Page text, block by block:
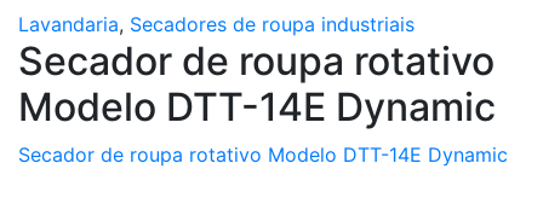
Lavandaria, Secadores de roupa industriais
Secador de roupa rotativo
Modelo DTT-14E Dynamic
Secador de roupa rotativo Modelo DTT-14E Dynamic